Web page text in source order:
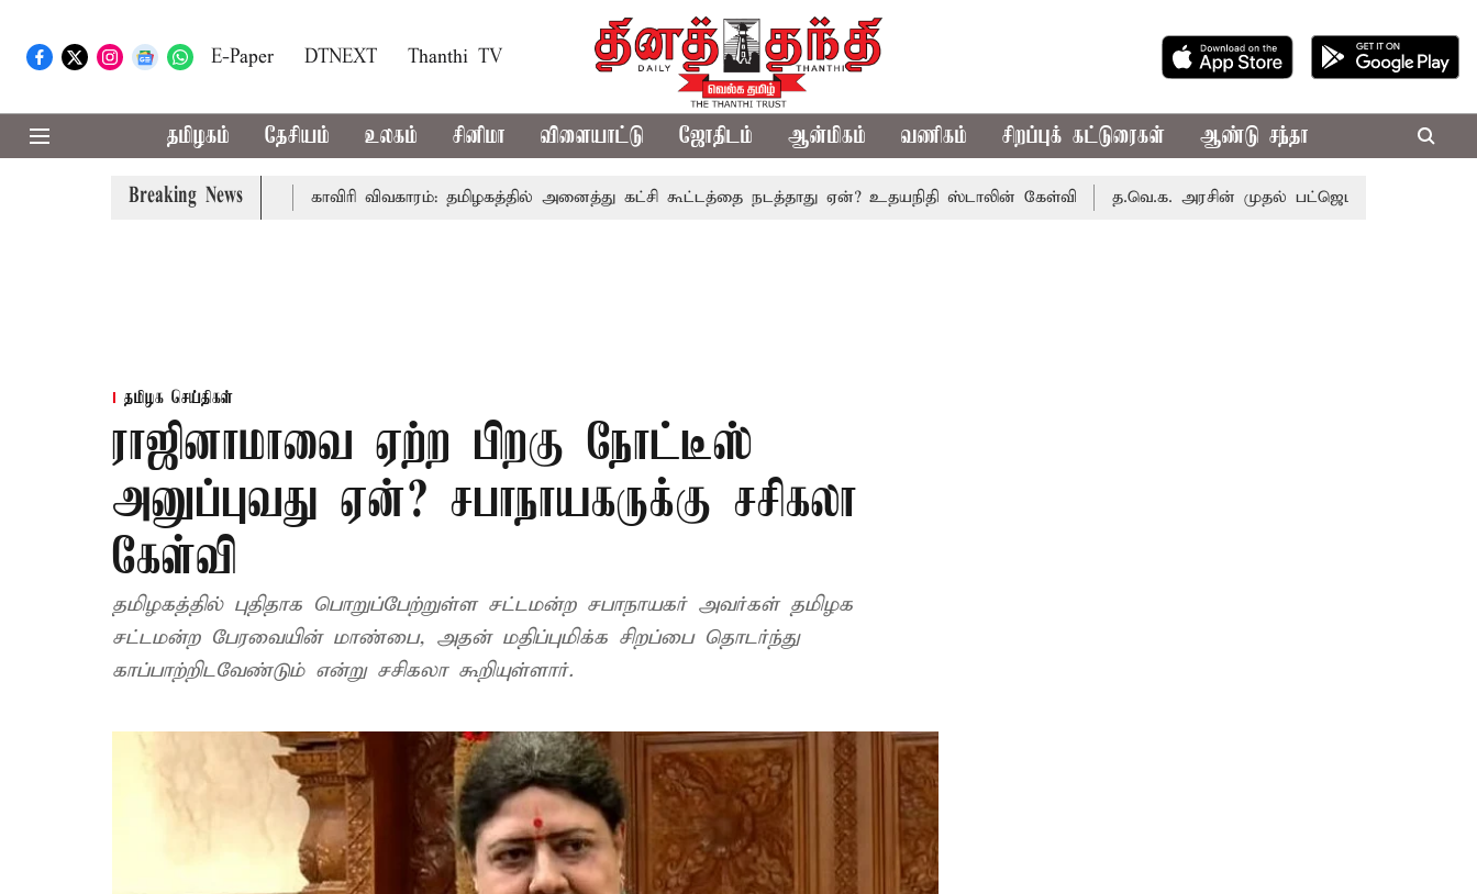
E-Paper DTNEXT Thanthi TV
தமிழகம் தேசியம் உலகம் சினிமா விளையாட்டு ஜோதிடம் ஆன்மிகம் வணிகம் சிறப்புக் கட்டுரைகள் ஆண்டு சந்தா
Breaking News
அமைச்சர் விஜய் உரை காவிரி விவகாரம்: தமிழகத்தில் அனைத்து கட்சி கூட்டத்தை நடத்தாது ஏன்? உதயநிதி ஸ்டாலின் கேள்வி த.வெ.க. அரசின் முதல் பட்ஜெட்: மாற்றமா?, தடுமாற்றமா?
தமிழக செய்திகள்
ராஜினாமாவை ஏற்ற பிறகு நோட்டீஸ்
அனுப்புவது ஏன்? சபாநாயகருக்கு சசிகலா
கேள்வி
தமிழகத்தில் புதிதாக பொறுப்பேற்றுள்ள சட்டமன்ற சபாநாயகர் அவர்கள் தமிழக
சட்டமன்ற பேரவையின் மாண்பை, அதன் மதிப்புமிக்க சிறப்பை தொடர்ந்து
காப்பாற்றிடவேண்டும் என்று சசிகலா கூறியுள்ளார்.